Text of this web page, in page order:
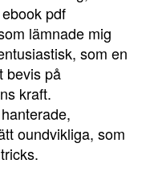
pdf
lämnade mig
som en
bevis på
kraft.
oundvikliga, som